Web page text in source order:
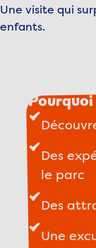
Une visite qui
enfants.
Des
le parc
Des
Une